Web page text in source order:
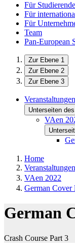
Für Studierende
Für
Für
Team
Pan-European
Zur Ebene 1
Zur Ebene 2
Zur Ebene 3
Veranstaltungen
Unterseiten
VAen
Home
Veranstaltungen
VAen 2022
German Cover
German
Crash Course Part 3